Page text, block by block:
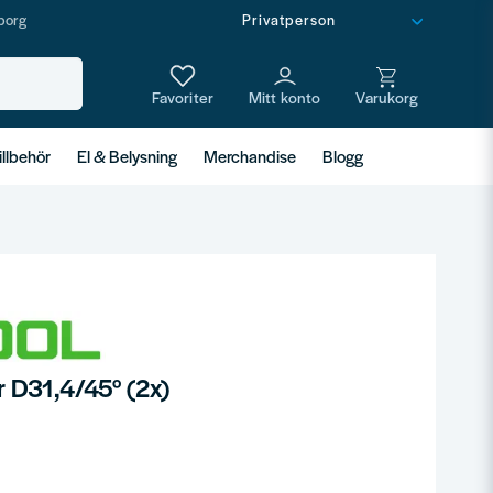
El & Belysning Merchandise Blogg
D31,4/45° (2x)